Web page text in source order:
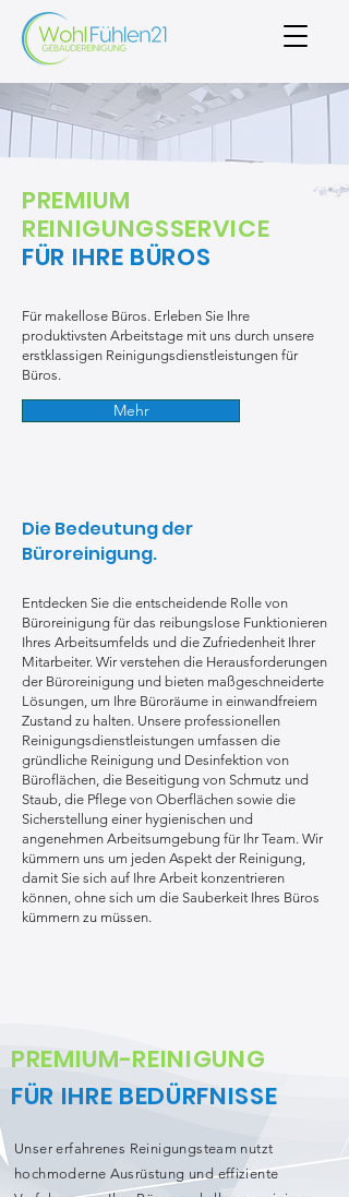
PREMIUM
REINIGUNGSSERVICE
FÜR IHRE BÜROS
Für makellose Büros. Erleben Sie Ihre
produktivsten Arbeitstage mit uns durch unsere
erstklassigen Reinigungsdienstleistungen für
Büros.
Mehr
Die Bedeutung der
Büroreinigung.
Entdecken Sie die entscheidende Rolle von
Büroreinigung für das reibungslose Funktionieren
Ihres Arbeitsumfelds und die Zufriedenheit Ihrer
Mitarbeiter. Wir verstehen die Herausforderungen
der Büroreinigung und bieten maßgeschneiderte
Lösungen, um Ihre Büroräume in einwandfreiem
Zustand zu halten. Unsere professionellen
Reinigungsdienstleistungen umfassen die
gründliche Reinigung und Desinfektion von
Büroflächen, die Beseitigung von Schmutz und
Staub, die Pflege von Oberflächen sowie die
Sicherstellung einer hygienischen und
angenehmen Arbeitsumgebung für Ihr Team. Wir
kümmern uns um jeden Aspekt der Reinigung,
damit Sie sich auf Ihre Arbeit konzentrieren
können, ohne sich um die Sauberkeit Ihres Büros
kümmern zu müssen.
PREMIUM-REINIGUNG
FÜR IHRE BEDÜRFNISSE
Unser erfahrenes Reinigungsteam nutzt
hochmoderne Ausrüstung und effiziente